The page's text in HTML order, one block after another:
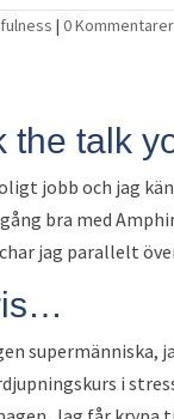
|0 Kommentarer
the talk
jobb och jag
bra med
jag parallelt
i